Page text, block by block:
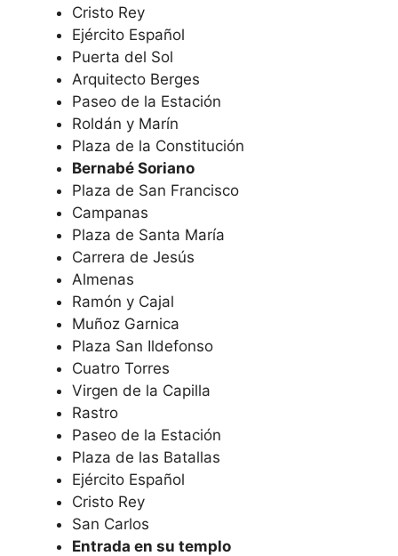
Cristo Rey
Ejército Español
Puerta del Sol
Arquitecto Berges
Paseo de la Estación
Roldán y Marín
Plaza de la Constitución
Bernabé Soriano
Plaza de San Francisco
Campanas
Plaza de Santa María
Carrera de Jesús
Almenas
Ramón y Cajal
Muñoz Garnica
Plaza San Ildefonso
Cuatro Torres
Virgen de la Capilla
Rastro
Paseo de la Estación
Plaza de las Batallas
Ejército Español
Cristo Rey
San Carlos
Entrada en su templo